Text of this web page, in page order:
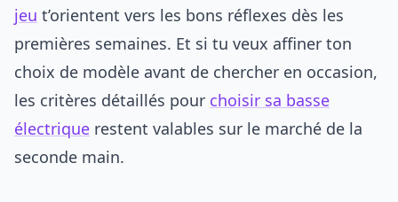
jeu t’orientent vers les bons réflexes dès les
premières semaines. Et si tu veux affiner ton
choix de modèle avant de chercher en occasion,
les critères détaillés pour choisir sa basse
électrique restent valables sur le marché de la
seconde main.